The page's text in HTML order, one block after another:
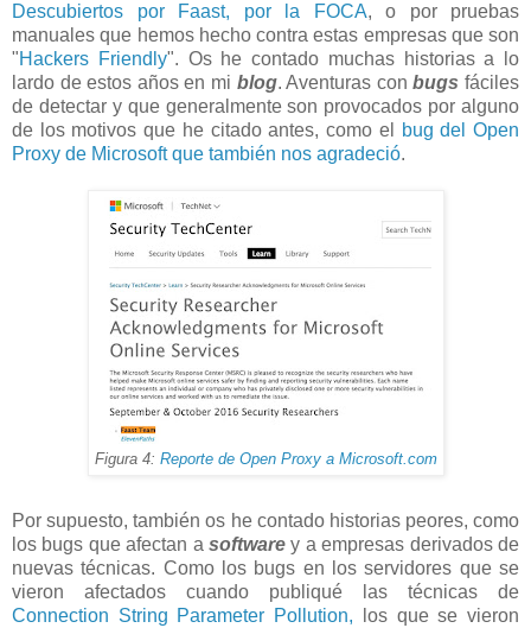
Descubiertos por Faast, por la FOCA, o por pruebas
manuales que hemos hecho contra estas empresas que son
"Hackers Friendly". Os he contado muchas historias a lo
lardo de estos años en mi blog. Aventuras conbugs fáciles
de detectar y que generalmente son provocados por alguno
de los motivos que he citado antes, como el
bug del Open
Proxy de Microsoft que también nos agradeció.
Figura 4: Reporte de Open Proxy a Microsoft.com
Por supuesto, también os he contado historias peores, como
los bugs que afectan a software y a empresas derivados de
nuevas técnicas. Como los bugs en los servidores que se
vieron afectados cuando publiqué las técnicas de
Connection String Parameter Pollution, los que se vieron